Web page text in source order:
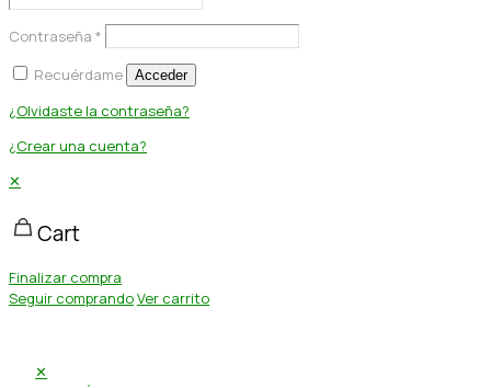
Contraseña *
Recuérdame
Acceder
¿Olvidaste la contraseña?
¿Crear una cuenta?
✕
Cart
Finalizar compra
Seguir comprandoVer carrito
✕